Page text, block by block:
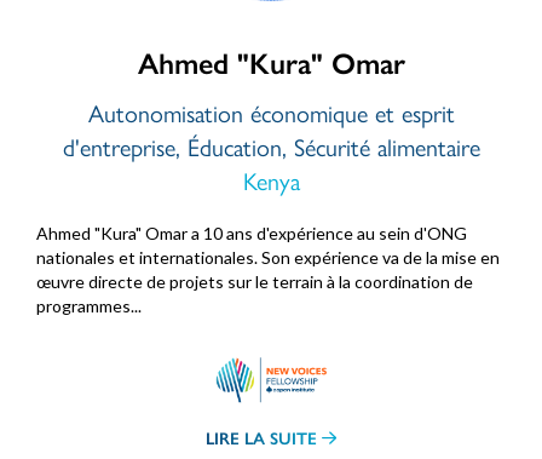
Ahmed "Kura" Omar
Autonomisation économique et esprit
d'entreprise, Éducation, Sécurité alimentaire
Kenya
Ahmed "Kura" Omar a 10 ans d'expérience au sein d'ONG
nationales et internationales. Son expérience va de la mise en
œuvre directe de projets sur le terrain à la coordination de
programmes...
LIRE LA SUITE